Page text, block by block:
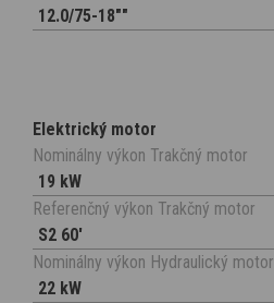
12.0/75-18""
Elektrický motor
Nominálny výkon Trakčný motor
19 kW
Referenčný výkon Trakčný motor
S2 60'
Nominálny výkon Hydraulický motor
22 kW